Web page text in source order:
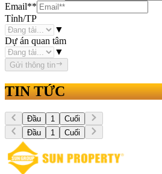
Email**
Tỉnh/TP
▼
Dự án quan tâm
▼
Gửi thông tin
TIN TỨC
Đầu 1
Cuối
Đầu
1 Cuối